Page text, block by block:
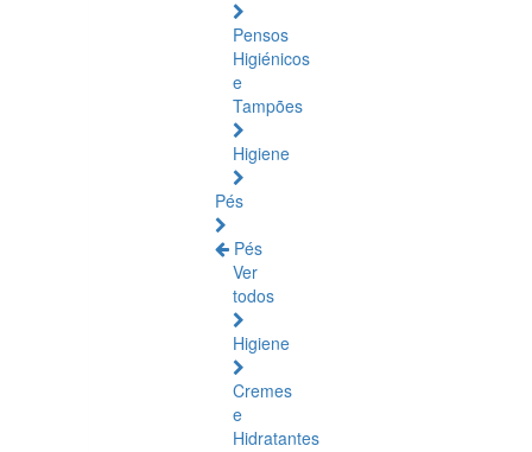
Pensos
Higiénicos
e
Tampões
Higiene
Pés
Pés
Ver
todos
Higiene
Cremes
e
Hidratantes